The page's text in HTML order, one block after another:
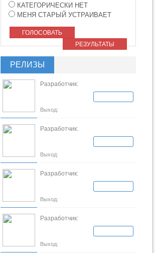
КАТЕГОРИЧЕСКИ НЕТ
МЕНЯ СТАРЫЙ УСТРАИВАЕТ
ГОЛОСОВАТЬ
РЕЗУЛЬТАТЫ
РЕЛИЗЫ
Разработчик:
Выход:
Разработчик:
Выход:
Разработчик:
Выход:
Разработчик:
Выход: